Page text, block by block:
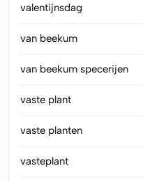
valentijnsdag
van beekum
van beekum specerijen
vaste plant
vaste planten
vasteplant